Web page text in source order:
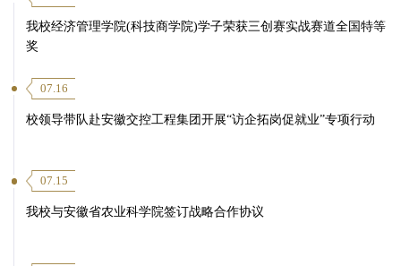
我校经济管理学院(科技商学院)学子荣获三创赛实战赛道全国特等
奖
07.16
校领导带队赴安徽交控工程集团开展“访企拓岗促就业”专项行动
07.15
我校与安徽省农业科学院签订战略合作协议